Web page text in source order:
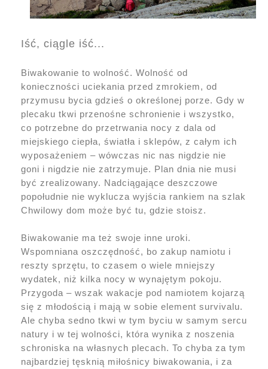
Iść, ciągle iść...
Biwakowanie to wolność. Wolność od
konieczności uciekania przed zmrokiem, od
przymusu bycia gdzieś o określonej porze. Gdy w
plecaku tkwi przenośne schronienie i wszystko,
co potrzebne do przetrwania nocy z dala od
miejskiego ciepła, światła i sklepów, z całym ich
wyposażeniem – wówczas nic nas nigdzie nie
goni i nigdzie nie zatrzymuje. Plan dnia nie musi
być zrealizowany. Nadciągające deszczowe
popołudnie nie wyklucza wyjścia rankiem na szlak
Chwilowy dom może być tu, gdzie stoisz.
Biwakowanie ma też swoje inne uroki.
Wspomniana oszczędność, bo zakup namiotu i
reszty sprzętu, to czasem o wiele mniejszy
wydatek, niż kilka nocy w wynajętym pokoju.
Przygoda – wszak wakacje pod namiotem kojarzą
się z młodością i mają w sobie element survivalu.
Ale chyba sedno tkwi w tym byciu w samym sercu
natury i w tej wolności, która wynika z noszenia
schroniska na własnych plecach. To chyba za tym
najbardziej tęsknią miłośnicy biwakowania, i za